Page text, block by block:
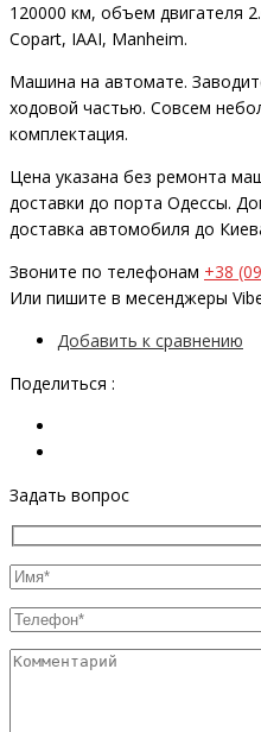
120000 км, объем двигателя
Copart, IAAI, Manheim.
Машина на автомате.
ходовой частью. Совсем
комплектация.
Цена указана без ремонта
доставки до порта Одессы.
доставка автомобиля до
Звоните по телефонам +38
Или пишите в месенджеры
Добавить к сравнению
Поделиться :
Задать вопрос